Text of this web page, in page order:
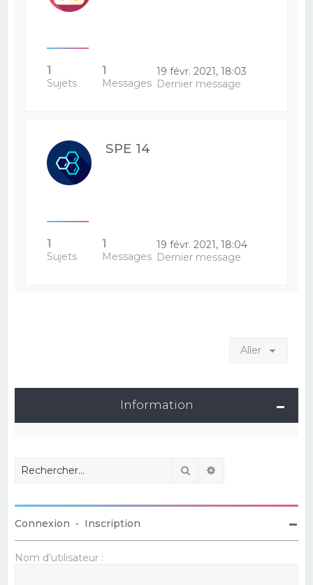
1
Sujets
1
Messages
19 févr. 2021, 18:03
Dernier message
SPE 14
1
Sujets
1
Messages
19 févr. 2021, 18:04
Dernier message
Aller
Information
Rechercher
Connexion • Inscription
Nom d’utilisateur :